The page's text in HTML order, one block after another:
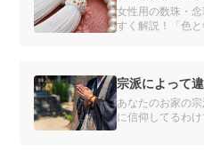
女性用の数珠・
すく解説！「色
ービスも。
宗派によって
あなたのお家の
に信仰してるわ